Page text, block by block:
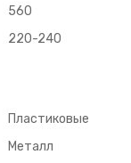
560
220-240
Пластиковые
Металл